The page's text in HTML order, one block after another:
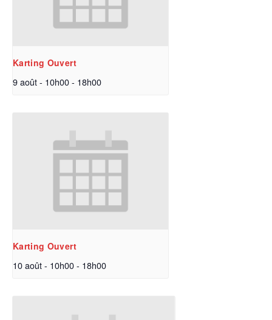
Karting Ouvert
9 août - 10h00- 18h00
Karting Ouvert
10 août - 10h00- 18h00